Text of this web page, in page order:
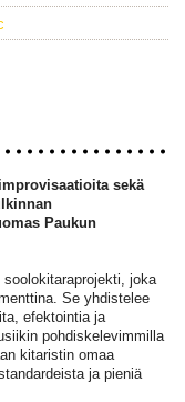
sekä
Paukun
soolokitaraprojekti, joka
Se yhdistelee
efektointia ja
pohdiskelevimmilla
kitaristin omaa
ja pieniä